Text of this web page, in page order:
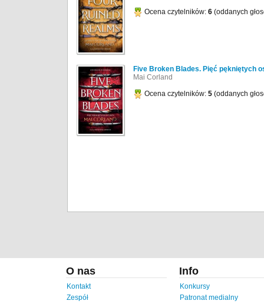
Ocena czytelników: 6 (oddanych
Five Broken Blades. Pięć pękniętych
Mai Corland
Ocena czytelników: 5 (oddanych
O nas
Kontakt
Zespół
Info
Konkursy
Patronat medialny